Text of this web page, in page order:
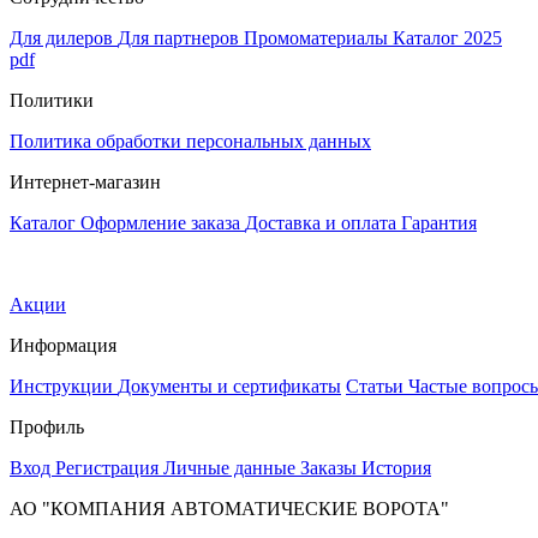
Для дилеров Для партнеров Промоматериалы Каталог 2025
pdf
Политики
Политика обработки персональных данных
Интернет-магазин
Каталог Оформление заказа Доставка и оплата Гарантия
Акции
Информация
Инструкции Документы и сертификаты Статьи Частые
Профиль
Вход Регистрация Личные данные Заказы История
АО "КОМПАНИЯ АВТОМАТИЧЕСКИЕ ВОРОТА"